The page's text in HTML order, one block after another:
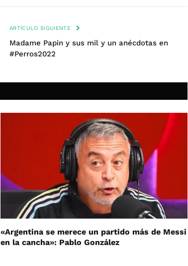
ARTÍCULO SIGUIENTE
Madame Papin y sus mil y un anécdotas en
#Perros2022
«Argentina se merece un partido más de Messi
en la cancha»: Pablo González